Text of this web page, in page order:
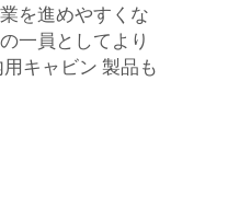
を進めやすくな
一員としてより
用キャビン 製品も